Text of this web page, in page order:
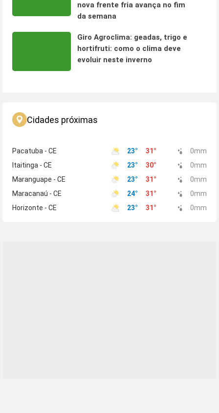
nova frente fria avança no fim
da semana
Giro Agroclima: geadas, trigo e
hortifruti: como o clima deve
evoluir neste inverno
Cidades próximas
Pacatuba - CE 23° 31 ° 0mm
Itaitinga - CE
23° 30° 0mm
Maranguape - CE
23° 31 ° 0mm
Maracanaú - CE
24° 31 ° 0mm
Horizonte - CE
23° 31 ° 0mm